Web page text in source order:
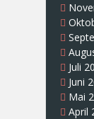
Juli
Juni
Mai
April